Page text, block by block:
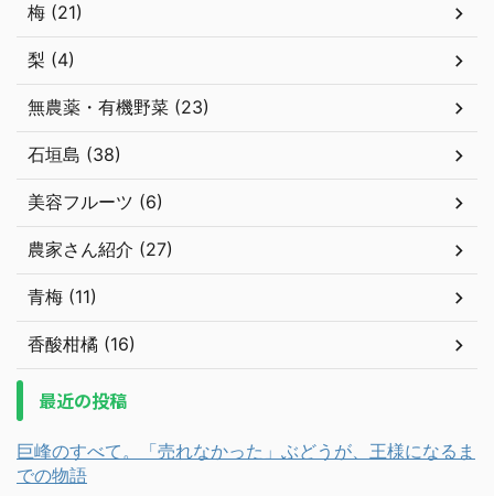
梅 (21)
梨 (4)
無農薬・有機野菜 (23)
石垣島 (38)
美容フルーツ (6)
農家さん紹介 (27)
青梅 (11)
香酸柑橘 (16)
最近の投稿
巨峰のすべて。「売れなかった」ぶどうが、王様になるま
での物語